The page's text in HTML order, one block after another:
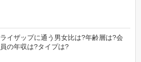
ライザップに通う男女比は?年齢層は?会
員の年収は?タイプは?